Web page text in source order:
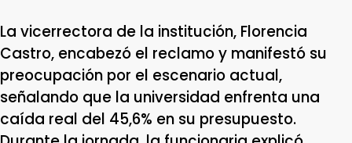
La vicerrectora de la institución, Florencia
Castro, encabezó el reclamo y manifestó su
preocupación por el escenario actual,
señalando que la universidad enfrenta una
caída real del 45,6% en su presupuesto.